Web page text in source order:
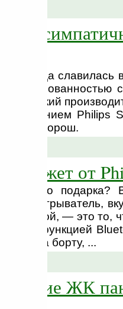
всегда славилась
названием Philips
очень хорош.
гаджет от
подарка?
проигрыватель,
— это то,
функцией
на борту, ...
ЖК